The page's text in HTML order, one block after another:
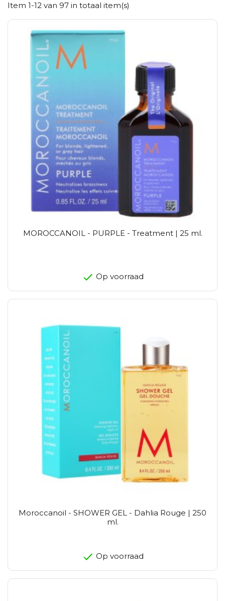
Item 1-12 van 97 in totaal item(s)
MOROCCANOIL - PURPLE - Treatment | 25 ml.
Op voorraad
Moroccanoil - SHOWER GEL - Dahlia Rouge | 250
ml.
Op voorraad